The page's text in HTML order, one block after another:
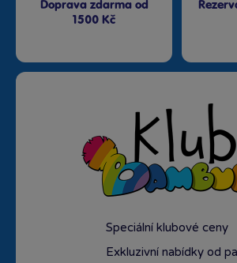
Doprava zdarma od
1500 Kč
Speciální klubové ceny
Exkluzivní nabídky od